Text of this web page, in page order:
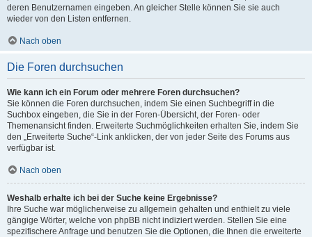
deren Benutzernamen eingeben. An gleicher Stelle können Sie sie auch
wieder von den Listen entfernen.
Nach oben
Die Foren durchsuchen
Wie kann ich ein Forum oder mehrere Foren durchsuchen?
Sie können die Foren durchsuchen, indem Sie einen Suchbegriff in die
Suchbox eingeben, die Sie in der Foren-Übersicht, der Foren- oder
Themenansicht finden. Erweiterte Suchmöglichkeiten erhalten Sie, indem Sie
den „Erweiterte Suche“-Link anklicken, der von jeder Seite des Forums aus
verfügbar ist.
Nach oben
Weshalb erhalte ich bei der Suche keine Ergebnisse?
Ihre Suche war möglicherweise zu allgemein gehalten und enthielt zu viele
gängige Wörter, welche von phpBB nicht indiziert werden. Stellen Sie eine
spezifischere Anfrage und benutzen Sie die Optionen, die Ihnen die erweiterte